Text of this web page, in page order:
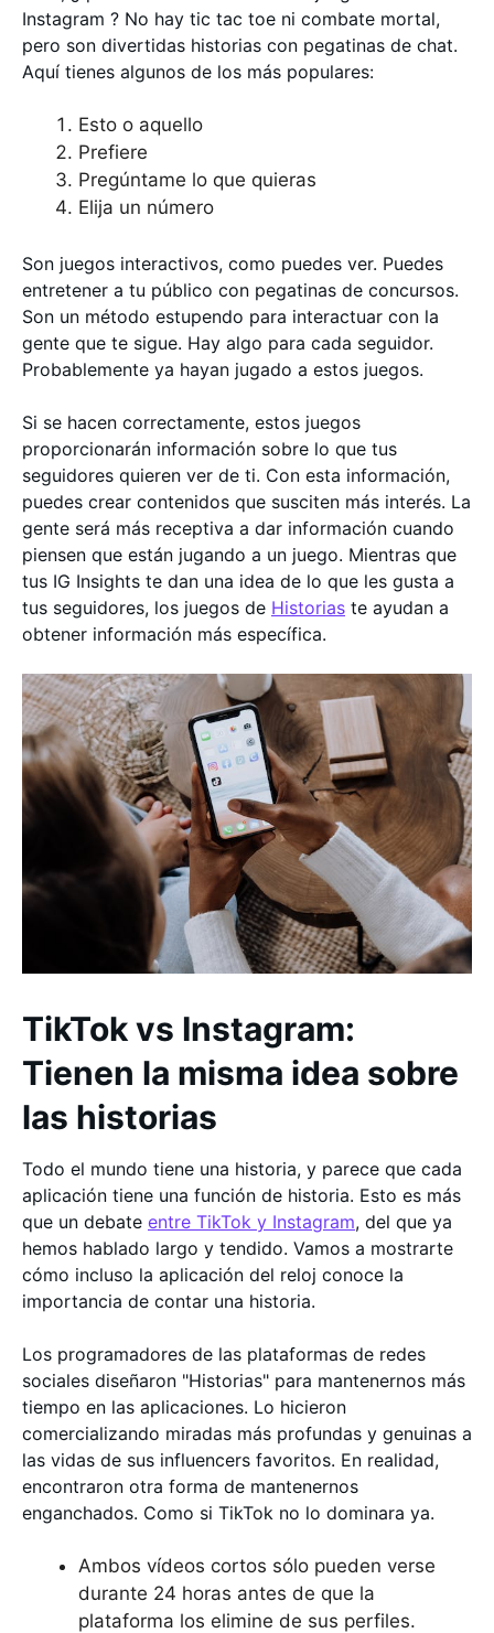
Instagram ? No hay tic tac toe ni combate mortal,
pero son divertidas historias con pegatinas de chat.
Aquí tienes algunos de los más populares:
Esto o aquello
Prefiere
Pregúntame lo que quieras
Elija un número
Son juegos interactivos, como puedes ver. Puedes
entretener a tu público con pegatinas de concursos.
Son un método estupendo para interactuar con la
gente que te sigue. Hay algo para cada seguidor.
Probablemente ya hayan jugado a estos juegos.
Si se hacen correctamente, estos juegos
proporcionarán información sobre lo que tus
seguidores quieren ver de ti. Con esta información,
puedes crear contenidos que susciten más interés. La
gente será más receptiva a dar información cuando
piensen que están jugando a un juego. Mientras que
tus IG Insights te dan una idea de lo que les gusta a
tus seguidores, los juegos de Historias te ayudan a
obtener información más específica.
TikTok vs Instagram:
Tienen la misma idea sobre
las historias
Todo el mundo tiene una historia, y parece que cada
aplicación tiene una función de historia. Esto es más
que un debate entre TikTok y Instagram, del que ya
hemos hablado largo y tendido. Vamos a mostrarte
cómo incluso la aplicación del reloj conoce la
importancia de contar una historia.
Los programadores de las plataformas de redes
sociales diseñaron "Historias" para mantenernos más
tiempo en las aplicaciones. Lo hicieron
comercializando miradas más profundas y genuinas a
las vidas de sus influencers favoritos. En realidad,
encontraron otra forma de mantenernos
enganchados. Como si TikTok no lo dominara ya.
Ambos vídeos cortos sólo pueden verse
durante 24 horas antes de que la
plataforma los elimine de sus perfiles.